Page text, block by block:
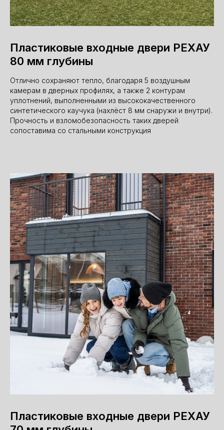
Пластиковые входные двери РЕХАУ
80 мм глубины
Отлично сохраняют тепло, благодаря 5 воздушным
камерам в дверных профилях, а также 2 контурам
уплотнений, выполненными из высококачественного
синтетического каучука (нахлёст 8 мм снаружи и внутри).
Прочность и взломобезопасность таких дверей
сопоставима со стальными конструкция
Пластиковые входные двери РЕХАУ